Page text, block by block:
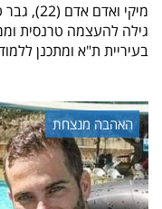
מיקי
גילה להעצמה טרנסית
בעיריית ת"א ומתכנן
האהבה מנצחת